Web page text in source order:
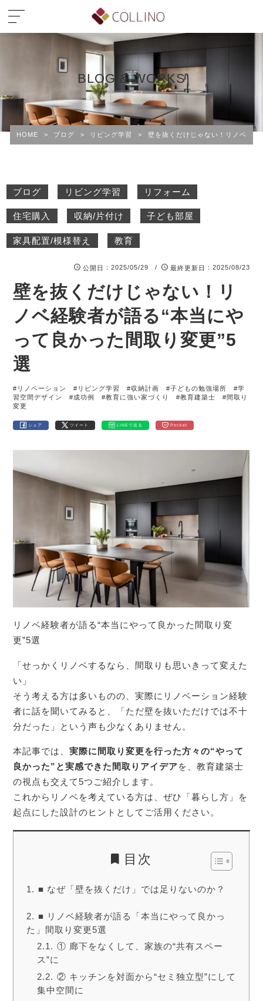
BLOG & WORKS
HOME > ブログ > リビング学習 > 壁を抜くだけじゃない！リノベ経
ブログ リビング学習 リフォーム
住宅購入 収納/片付け 子ども部屋
家具配置/模様替え 教育
公開日 ：2025/05/29 / 最終更新日 ：2025/08/23
壁を抜くだけじゃない！リ
ノベ経験者が語る“本当にや
って良かった間取り変更”5
選
#リノベーション #リビング学習 #収納計画 #子どもの勉強場所
#学
習空間デザイン
#成功例 #教育に強い家づくり #教育建築士
#間取り
変更
シェア ツイート LINEで送る Pocket
リノベ経験者が語る“本当にやって良かった間取り変
更”5選
「せっかくリノベするなら、間取りも思いきって変えた
い」
そう考える方は多いものの、実際にリノベーション経験
者に話を聞いてみると、「ただ壁を抜いただけでは不十
分だった」という声も少なくありません。
本記事では、実際に間取り変更を行った方々の“やって
良かった”と実感できた間取りアイデアを、教育建築士
の視点も交えて5つご紹介します。
これからリノベを考えている方は、ぜひ「暮らし方」を
起点にした設計のヒントとしてご活用ください。
目次
■ なぜ「壁を抜くだけ」では足りないのか？
■ リノベ経験者が語る「本当にやって良かっ
た」間取り変更5選
① 廊下をなくして、家族の“共有スペー
ス”に
② キッチンを対面から“セミ独立型”にして
集中空間に